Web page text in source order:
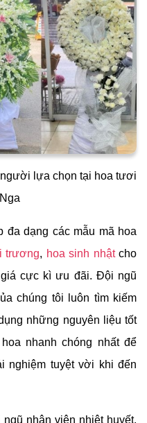
lựa chọn tại hoa tươi
đa dạng các mẫu mã hoa
trương, hoa sinh nhậtcho
cực kì ưu đãi. Đội ngũ
chúng tôi luôn tìm kiếm
những nguyên liệu tốt
nhanh chóng nhất để
nghiệm tuyệt vời khi đến
nhân viên nhiệt huyết,